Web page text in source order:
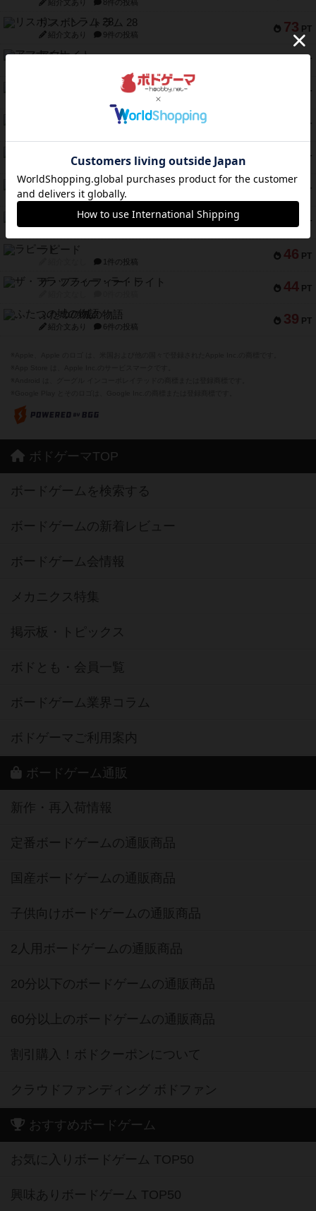
紹介文あり 8件の投稿
73 PT
リスボン・トラム 28
紹介文あり 9件の投稿
73 PT
アマナイト
PT
PT
スペクタキュラー
PT
紹介文あり 13件の投稿
PT
ギャンブラー
紹介文なし 2件の投稿
52 PT
Bitter End ブタペスト救出作戦
紹介文なし 1件の投稿
46 PT
ラピード
1件の投稿
44 PT
ザ・フラッフィー・ライト
39 PT
ふたつの城の物語
紹介文あり 6件の投稿
ボドゲーマTOP
ボードゲームを検索する
ボードゲームの新着レビュー
ボードゲーム会情報
メカニクス特集
掲示板・トピックス
ボドとも・会員一覧
ボードゲーム業界コラム
ボドゲーマご利用案内
ボードゲーム通販
新作・再入荷情報
定番ボードゲームの通販商品
国産ボードゲームの通販商品
子供向けボードゲームの通販商品
2人用ボードゲームの通販商品
20分以下のボードゲームの通販商品
60分以上のボードゲームの通販商品
割引購入！ボドクーポンについて
クラウドファンディング ボドファン
おすすめボードゲーム
お気に入りボードゲーム TOP50
興味ありボードゲーム TOP50